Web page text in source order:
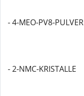
- 4-MEO-PV8-PULVER
- 2-NMC-KRISTALLE